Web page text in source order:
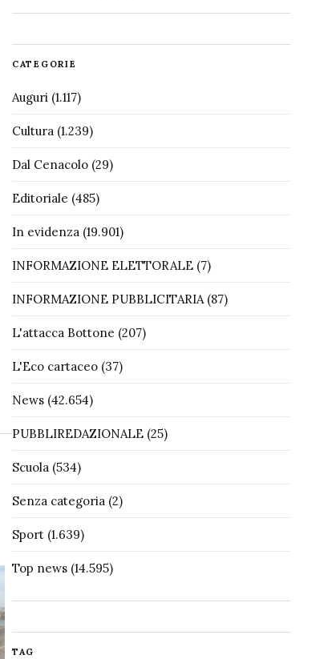
CATEGORIE
Auguri(1.117)
Cultura(1.239)
Dal Cenacolo(29)
Editoriale (485)
In evidenza(19.901)
INFORMAZIONE ELETTORALE(7)
INFORMAZIONE PUBBLICITARIA(87)
L'attacca Bottone (207)
L'Eco cartaceo(37)
News(42.654)
PUBBLIREDAZIONALE(25)
Scuola(534)
Senza categoria(2)
Sport(1.639)
Top news(14.595)
TAG